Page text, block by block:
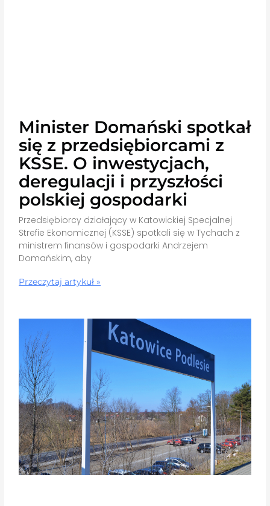
Minister Domański spotkał
się z przedsiębiorcami z
KSSE. O inwestycjach,
deregulacji i przyszłości
polskiej gospodarki
Przedsiębiorcy działający w Katowickiej Specjalnej
Strefie Ekonomicznej (KSSE) spotkali się w Tychach z
ministrem finansów i gospodarki Andrzejem
Domańskim, aby
Przeczytaj artykuł »